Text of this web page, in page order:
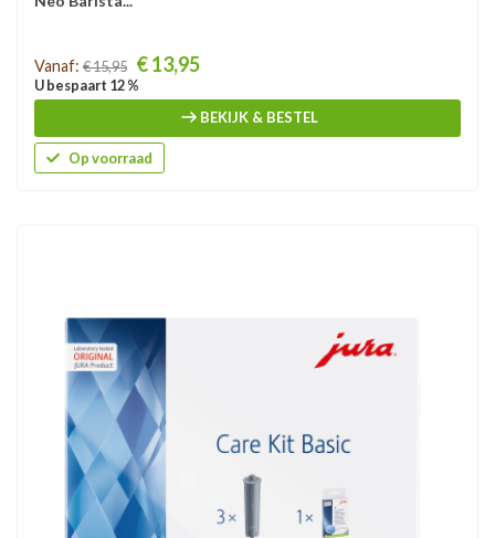
Prijs
Vanaf: € 15,95 € 13,95
U bespaart 12 %
BEKIJK & BESTEL
Op voorraad